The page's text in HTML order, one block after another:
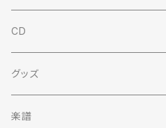
CD
グッズ
楽譜